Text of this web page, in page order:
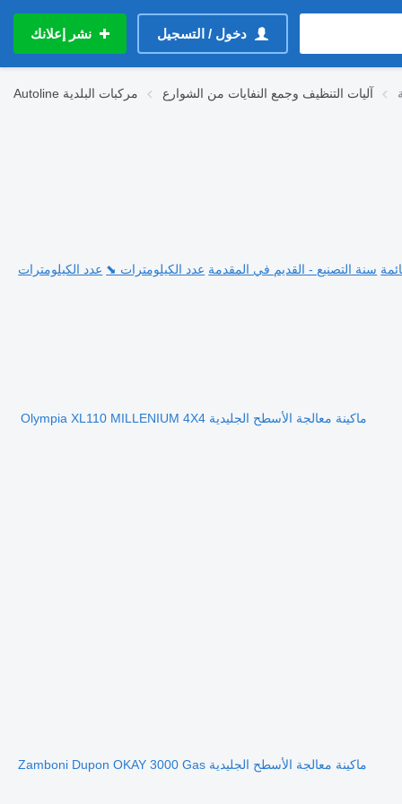
دخول / التسجيل نشر إعلانك
Autoline مركبات البلدية آليات التنظيف وجمع النفايات من الشوارع
سنة التصنيع - القديم في المقدمة عدد الكيلومترات ⬊ عدد الكيلومترات
ماكينة معالجة الأسطح الجليدية Olympia XL110 MILLENIUM 4X4
ماكينة معالجة الأسطح الجليدية Zamboni Dupon OKAY 3000 Gas